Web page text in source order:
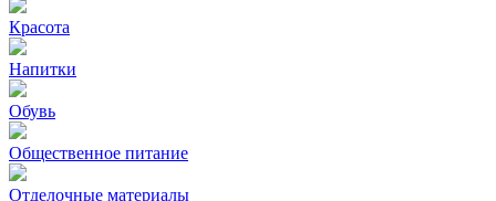
Красота
Напитки
Обувь
Общественное питание
Отделочные материалы